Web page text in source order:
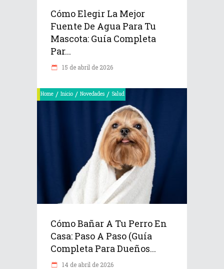
Cómo Elegir La Mejor
Fuente De Agua Para Tu
Mascota: Guía Completa
Par...
15 de abril de 2026
Home / Inicio / Novedades / Salud
Cómo Bañar A Tu Perro En
Casa: Paso A Paso (Guía
Completa Para Dueños...
14 de abril de 2026